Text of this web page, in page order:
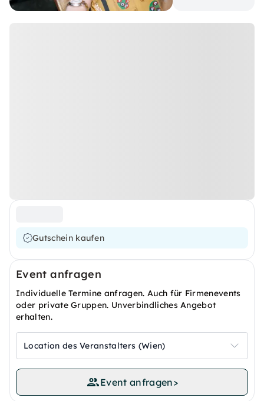
Gutschein kaufen
Event anfragen
Individuelle Termine anfragen. Auch für Firmenevents
oder private Gruppen. Unverbindliches Angebot
erhalten.
Location des Veranstalters (Wien)
Event anfragen>